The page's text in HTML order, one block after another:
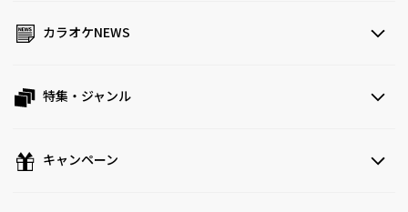
カラオケNEWS
特集・ジャンル
キャンペーン